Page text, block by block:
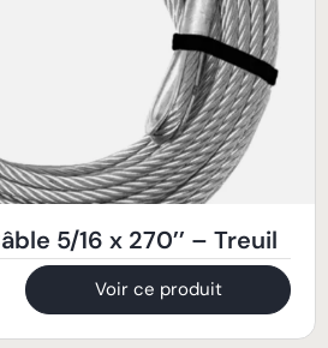
5/16 x 270’’ – Treuil
Voir ce produit